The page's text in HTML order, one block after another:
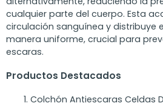
cualquier parte del cuerpo. Esta
circulación sanguínea y distribuye
manera uniforme, crucial para
escaras.
Productos Destacados
Colchón Antiescaras Celdas